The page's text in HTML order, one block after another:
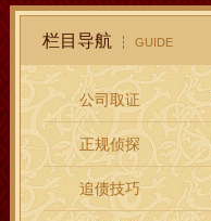
栏目导航 GUIDE
公司取证
正规侦探
追债技巧